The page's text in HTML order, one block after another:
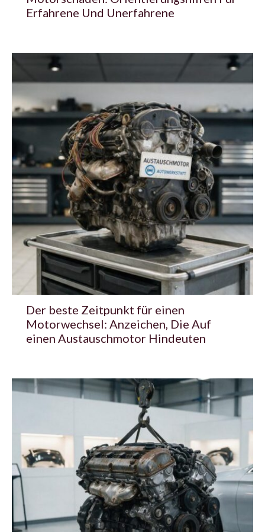
Erfahrene Und Unerfahrene
Der beste Zeitpunkt für einen
Motorwechsel: Anzeichen, Die Auf
einen Austauschmotor Hindeuten